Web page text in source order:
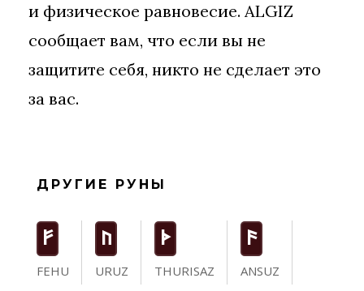
и физическое равновесие. ALGIZ
сообщает вам, что если вы не
защитите себя, никто не сделает это
за вас.
ДРУГИЕ РУНЫ
F
FEHU
U
URUZ
T
THURISAZ
a
ANSUZ